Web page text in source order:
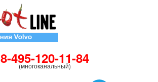
8-495-120-11-84
(многоканальный)